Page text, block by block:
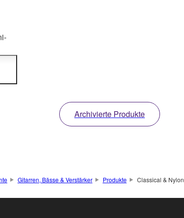
Archivierte Produkte
Gitarren, Bässe & Verstärker Produkte Classical & Nylon